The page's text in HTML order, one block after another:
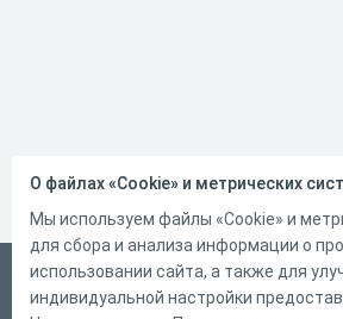
Русский
О файлах «Cookie» и метрических
Мы используем файлы «Cookie» и
для сбора и анализа информации о
использовании сайта, а также для
индивидуальной настройки